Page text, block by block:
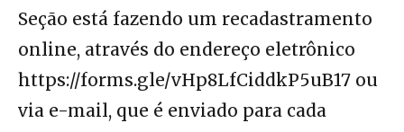
Seção está fazendo um recadastramento
online, através do endereço eletrônico
https://forms.gle/vHp8LfCiddkP5uB17 ou
via e-mail, que é enviado para cada